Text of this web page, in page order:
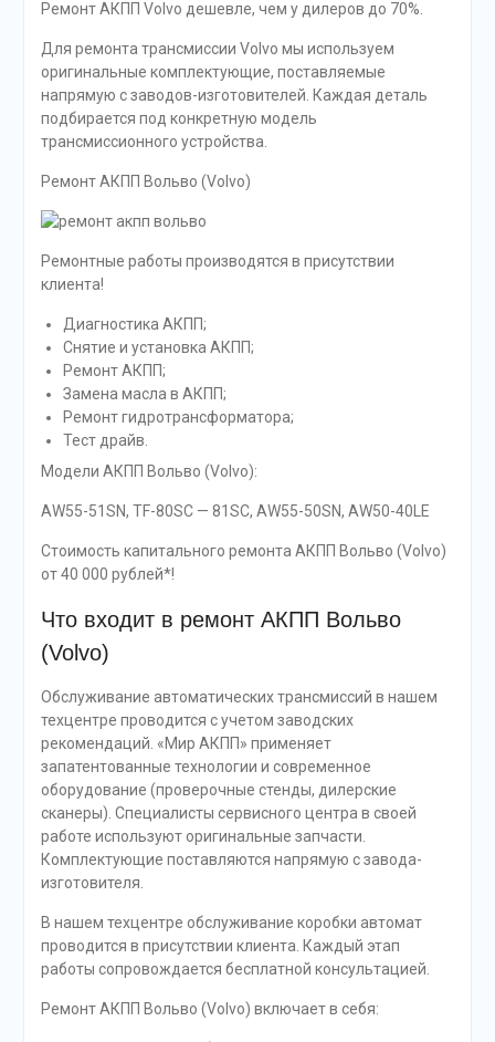
Ремонт АКПП Volvo дешевле, чем у дилеров до 70%.
Для ремонта трансмиссии Volvo мы используем
оригинальные комплектующие, поставляемые
напрямую с заводов-изготовителей. Каждая деталь
подбирается под конкретную модель
трансмиссионного устройства.
Ремонт АКПП Вольво (Volvo)
Ремонтные работы производятся в присутствии
клиента!
Диагностика АКПП;
Снятие и установка АКПП;
Ремонт АКПП;
Замена масла в АКПП;
Ремонт гидротрансформатора;
Тест драйв.
Модели АКПП Вольво (Volvo):
AW55-51SN, TF-80SC — 81SC, AW55-50SN, AW50-40LE
Стоимость капитального ремонта АКПП Вольво (Volvo)
от 40 000 рублей*!
Что входит в ремонт АКПП Вольво
(Volvo)
Обслуживание автоматических трансмиссий в нашем
техцентре проводится с учетом заводских
рекомендаций. «Мир АКПП» применяет
запатентованные технологии и современное
оборудование (проверочные стенды, дилерские
сканеры). Специалисты сервисного центра в своей
работе используют оригинальные запчасти.
Комплектующие поставляются напрямую с завода-
изготовителя.
В нашем техцентре обслуживание коробки автомат
проводится в присутствии клиента. Каждый этап
работы сопровождается бесплатной консультацией.
Ремонт АКПП Вольво (Volvo) включает в себя: